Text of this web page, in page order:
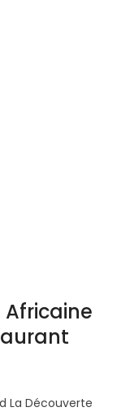
Africaine
La Découverte